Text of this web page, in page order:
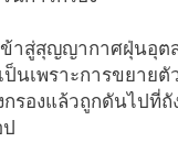
ข้าสู่สุญญากาศฝุ่นอุต
ป็นเพราะการขยาย
กรองแล้วถูกดันไปที่